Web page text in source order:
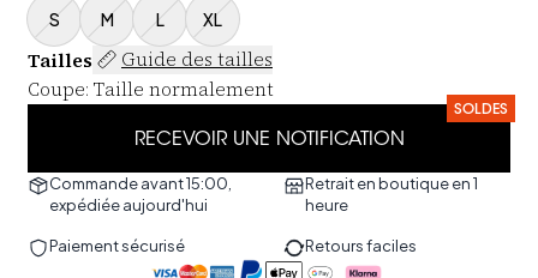
S M L XL
Tailles
Guide des tailles
Coupe: Taille normalement
RECEVOIR UNE NOTIFICATION
SOLDES
Commande avant 15:00,
expédiée aujourd'hui
Retrait en boutique en 1
heure
Paiement sécurisé Retours faciles